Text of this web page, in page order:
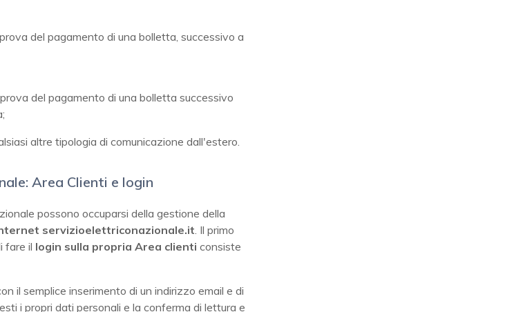
prova del pagamento di una bolletta, successivo a
del pagamento di una bolletta successivo
altre tipologia di comunicazione dall'estero.
Area Clienti e login
possono occuparsi della gestione della
servizioelettriconazionale.it . Il primo
fare il login sulla propria Area clienti consiste
il semplice inserimento di un indirizzo email e di
i propri dati personali e la conferma di lettura e